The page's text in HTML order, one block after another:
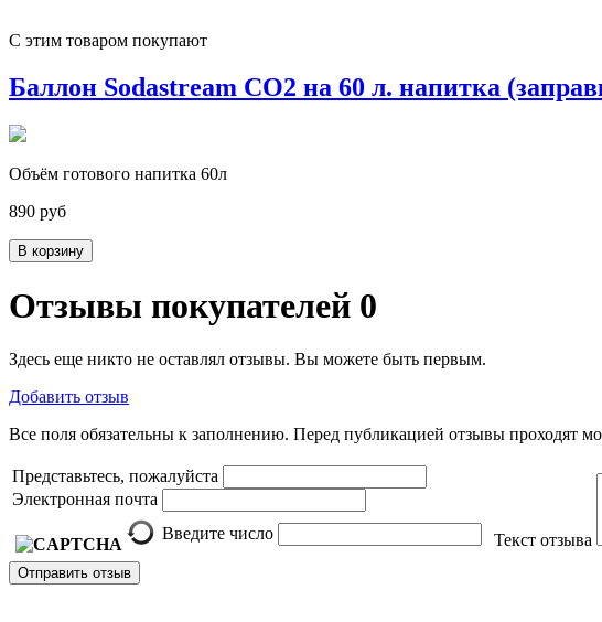
С этим товаром покупают
Баллон Sodastream CO2 на 60 л. напитка
Объём готового напитка 60л
890 руб
В корзину
Отзывы покупателей 0
Здесь еще никто не оставлял отзывы. Вы можете быть первым.
Добавить отзыв
Все поля обязательны к заполнению. Перед публикацией отзывы проходят
Представьтесь, пожалуйста
Электронная почта
Введите число
Текст отзыва
Отправить отзыв